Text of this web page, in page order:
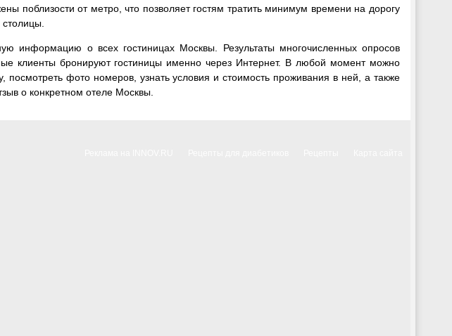
поблизости от метро, что позволяет гостям тратить минимум времени на дорогу
информацию о всех гостиницах Москвы. Результаты многочисленных опросов
клиенты бронируют гостиницы именно через Интернет. В любой момент можно
посмотреть фото номеров, узнать условия и стоимость проживания в ней, а также
о конкретном отеле Москвы.